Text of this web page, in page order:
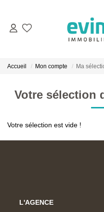
Accueil Mon compte Ma
Votre sélection
Votre sélection est vide !
L'AGENCE